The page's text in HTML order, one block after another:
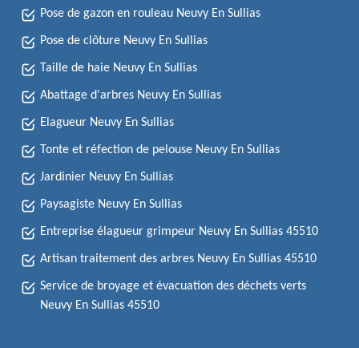
Pose de gazon en rouleau Neuvy En Sullias
Pose de clôture Neuvy En Sullias
Taille de haie Neuvy En Sullias
Abattage d'arbres Neuvy En Sullias
Elagueur Neuvy En Sullias
Tonte et réfection de pelouse Neuvy En Sullias
Jardinier Neuvy En Sullias
Paysagiste Neuvy En Sullias
Entreprise élagueur grimpeur Neuvy En Sullias 45510
Artisan traitement des arbres Neuvy En Sullias 45510
Service de broyage et évacuation des déchets verts
Neuvy En Sullias 45510